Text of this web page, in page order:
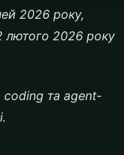
2026 року,
лютого 2026 року
coding та agent-